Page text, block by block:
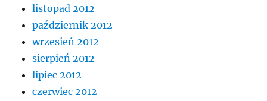
listopad 2012
październik 2012
wrzesień 2012
sierpień 2012
lipiec 2012
czerwiec 2012